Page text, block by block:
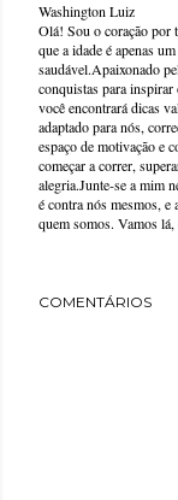
Washington Luiz
Olá! Sou o coração por
que a idade é apenas
saudável.Apaixonado
conquistas para
você encontrará dicas
adaptado para nós,
espaço de motivação e
começar a correr,
alegria.Junte-se a mim
é contra nós mesmos, e
quem somos. Vamos
COMENTÁRIOS